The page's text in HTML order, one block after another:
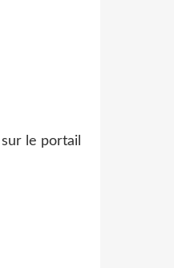
sur le portail